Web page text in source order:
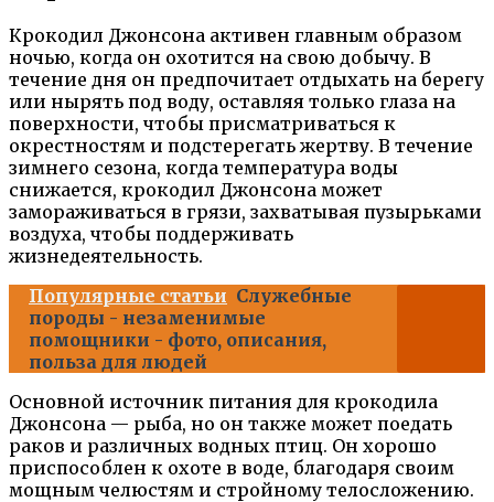
Крокодил Джонсона активен главным образом
ночью, когда он охотится на свою добычу. В
течение дня он предпочитает отдыхать на берегу
или нырять под воду, оставляя только глаза на
поверхности, чтобы присматриваться к
окрестностям и подстерегать жертву. В течение
зимнего сезона, когда температура воды
снижается, крокодил Джонсона может
замораживаться в грязи, захватывая пузырьками
воздуха, чтобы поддерживать
жизнедеятельность.
Популярные статьи Служебные
породы - незаменимые
помощники - фото, описания,
польза для людей
Основной источник питания для крокодила
Джонсона — рыба, но он также может поедать
раков и различных водных птиц. Он хорошо
приспособлен к охоте в воде, благодаря своим
мощным челюстям и стройному телосложению.